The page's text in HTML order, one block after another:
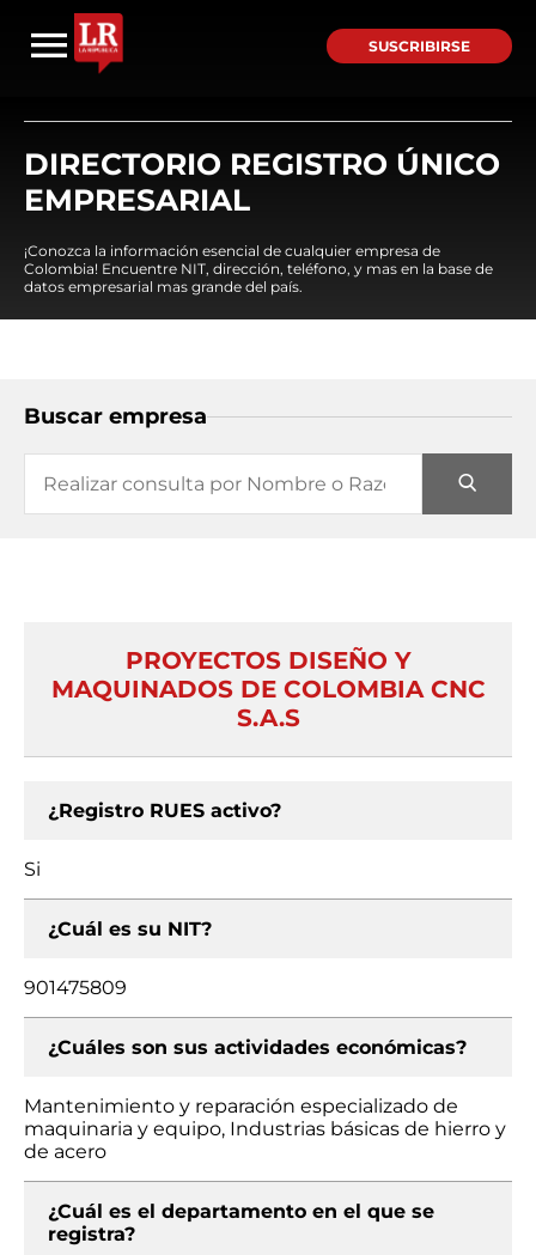
SUSCRIBIRSE
DIRECTORIO REGISTRO ÚNICO
EMPRESARIAL
¡Conozca la información esencial de cualquier empresa de
Colombia! Encuentre NIT, dirección, teléfono, y mas en la base de
datos empresarial mas grande del país.
Buscar empresa
PROYECTOS DISEÑO Y
MAQUINADOS DE COLOMBIA CNC
S.A.S
¿Registro RUES activo?
Si
¿Cuál es su NIT?
901475809
¿Cuáles son sus actividades económicas?
Mantenimiento y reparación especializado de
maquinaria y equipo, Industrias básicas de hierro y
de acero
¿Cuál es el departamento en el que se
registra?